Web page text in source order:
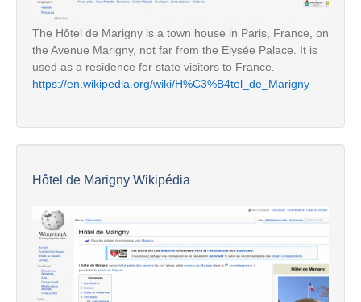
The Hôtel de Marigny is a town house in Paris, France, on
the Avenue Marigny, not far from the Elysée Palace. It is
used as a residence for state visitors to France.
https://en.wikipedia.org/wiki/H%C3%B4tel_de_Marigny
Hôtel de Marigny Wikipédia